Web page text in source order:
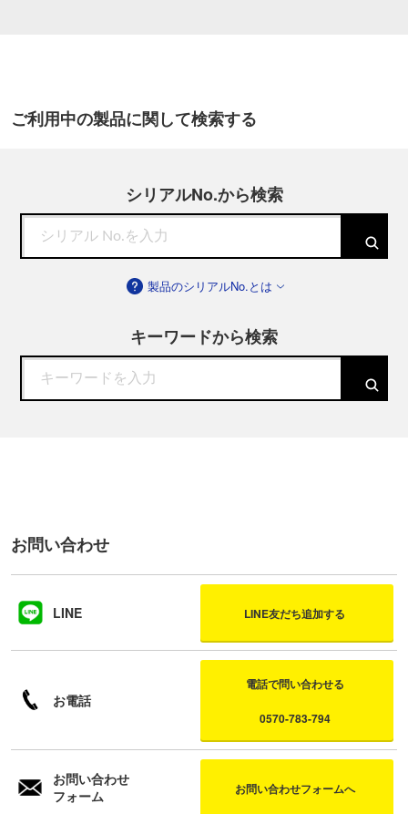
ご利用中の製品に関して検索する
シリアルNo.から検索
製品のシリアルNo.とは
キーワードから検索
お問い合わせ
LINE LINE友だち追加する
お電話
電話で問い合わせる
0570-783-794
お問い合わせ
フォーム
お問い合わせフォームへ